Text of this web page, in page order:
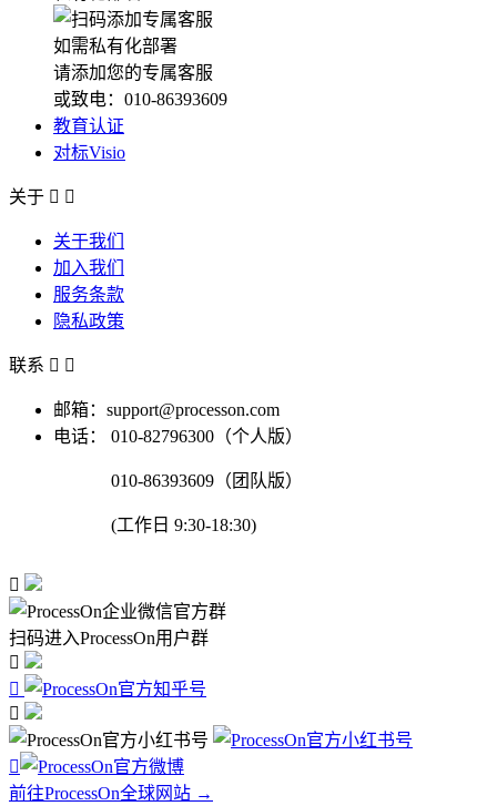
如需私有化部署
请添加您的专属客服
或致电：010-86393609
教育认证
对标Visio
关于  
关于我们
加入我们
服务条款
隐私政策
联系  
邮箱：support@processon.com
电话：
010-82796300（个人版）
010-86393609（团队版）
(工作日 9:30-18:30)

扫码进入ProcessOn用户群




前往ProcessOn全球网站 →